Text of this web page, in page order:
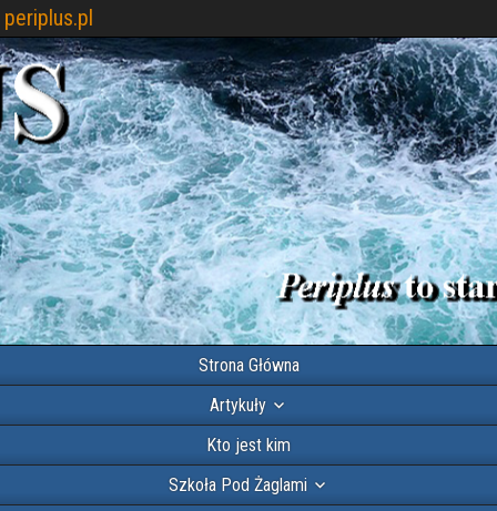
periplus.pl
Strona Główna
Artykuły
Kto jest kim
Szkoła Pod Żaglami